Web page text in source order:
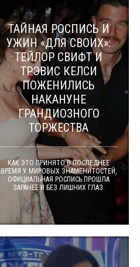
ТАЙНАЯ РОСПИСЬ И
УЖИН «ДЛЯ СВОИХ»:
ТЕЙЛОР СВИФТ И
ТРЭВИС КЕЛСИ
ПОЖЕНИЛИСЬ
НАКАНУНЕ
ГРАНДИОЗНОГО
ТОРЖЕСТВА
КАК ЭТО ПРИНЯТО В ПОСЛЕДНЕЕ
ВРЕМЯ У МИРОВЫХ ЗНАМЕНИТОСТЕЙ,
ОФИЦИАЛЬНАЯ РОСПИСЬ ПРОШЛА
ЗАРАНЕЕ И БЕЗ ЛИШНИХ ГЛАЗ.